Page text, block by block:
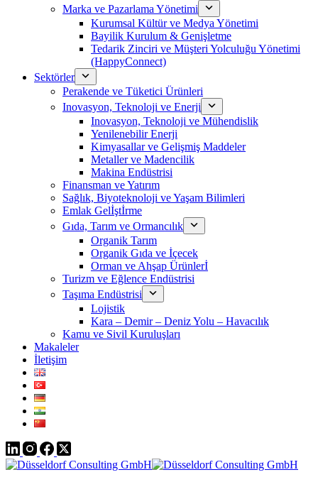
Marka ve Pazarlama Yönetimi
Kurumsal Kültür ve Medya Yönetimi
Bayilik Kurulum & Genişletme
Tedarik Zinciri ve Müşteri Yolculuğu Yönetimi
(HappyConnect)
Sektörler
Perakende ve Tüketici Ürünleri
Inovasyon, Teknoloji ve Enerji
Inovasyon, Teknoloji ve Mühendislik
Yenilenebilir Enerji
Kimyasallar ve Gelişmiş Maddeler
Metaller ve Madencilik
Makina Endüstrisi
Finansman ve Yatırım
Sağlık, Biyoteknoloji ve Yaşam Bilimleri
Emlak Gelİştİrme
Gıda, Tarım ve Ormancılık
Organik Tarım
Organik Gıda ve İçecek
Orman ve Ahşap Ürünlerİ
Turizm ve Eğlence Endüstrisi
Taşıma Endüstrisi
Lojistik
Kara – Demir – Deniz Yolu – Havacılık
Kamu ve Sivil Kuruluşları
Makaleler
İletişim